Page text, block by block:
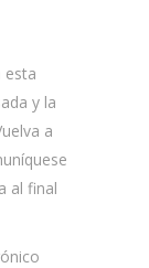
esta
y la
a
al final